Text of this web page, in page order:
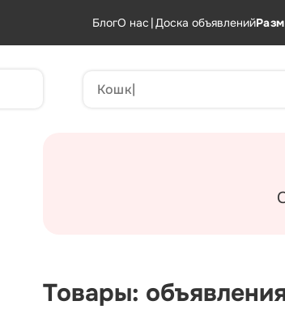
БлогО нас |Доска объявлений
Товары: